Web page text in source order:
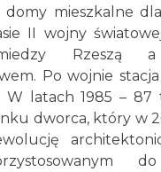
domy mieszkalne
II wojny
Rzeszą a
Po wojnie
W latach 1985 – 87
dworca, który w
do